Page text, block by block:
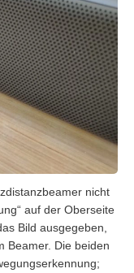
nicht
auf der Oberseite
Bild ausgegeben,
Beamer. Die beiden